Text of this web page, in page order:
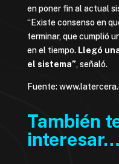
en poner fin al actual
“Existe consenso en
terminar, que cumplió
en el tiempo. Llegó
el sistema”, señaló.
Fuente:
También
interesar…